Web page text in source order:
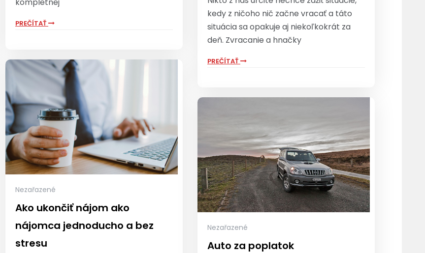
kedy z ničoho nič začne vracať a táto
situácia sa opakuje aj niekoľkokrát za
deň. Zvracanie a hnačky
PREČÍTAŤ
kompletnej
PREČÍTAŤ
Nezařazené
Ako ukončiť nájom ako
nájomca jednoducho a bez
stresu
Nezařazené
Auto za poplatok